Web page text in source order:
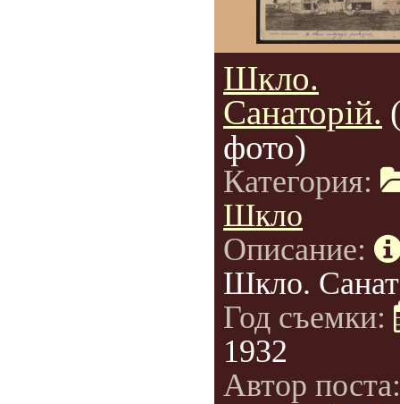
Шкло.
Санаторій.
фото)
Категория:
Шкло
Описание:
Шкло.
Год съемки:
1932
Автор